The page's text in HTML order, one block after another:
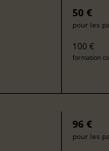
50 €
pour les
100 €
formation
96 €
pour les